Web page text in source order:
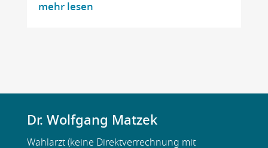
mehr lesen
Dr. Wolfgang Matzek
Wahlarzt (keine Direktverrechnung mit